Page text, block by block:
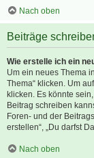
Nach oben
Beiträge
Wie erstelle ich ein
Um ein neues Thema
Thema“ klicken. Um
klicken. Es könnte
Beitrag schreiben
Foren- und der
erstellen“, „Du darfst
Nach oben